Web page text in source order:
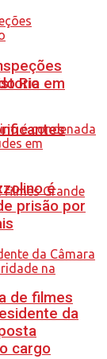
em
de filmes
Rio
é
prisão por
da
cargo